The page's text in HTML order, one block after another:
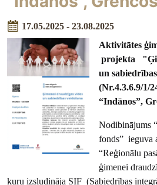
17.05.2025 - 23.08.2025
Aktivitātes
projekta
un
(Nr.4.3.6.9/1/
“Indānos”,
Nodibinājums
fonds” ieguva
“Reģionālu
ģimenei
kuru izsludināja SIF (Sabiedrības